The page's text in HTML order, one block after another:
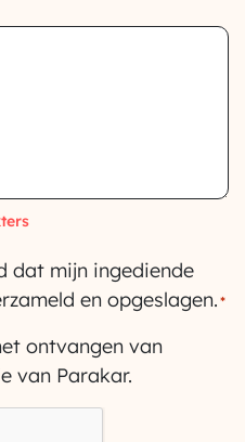
dat mijn ingediende
en opgeslagen.*
ontvangen van
van Parakar.